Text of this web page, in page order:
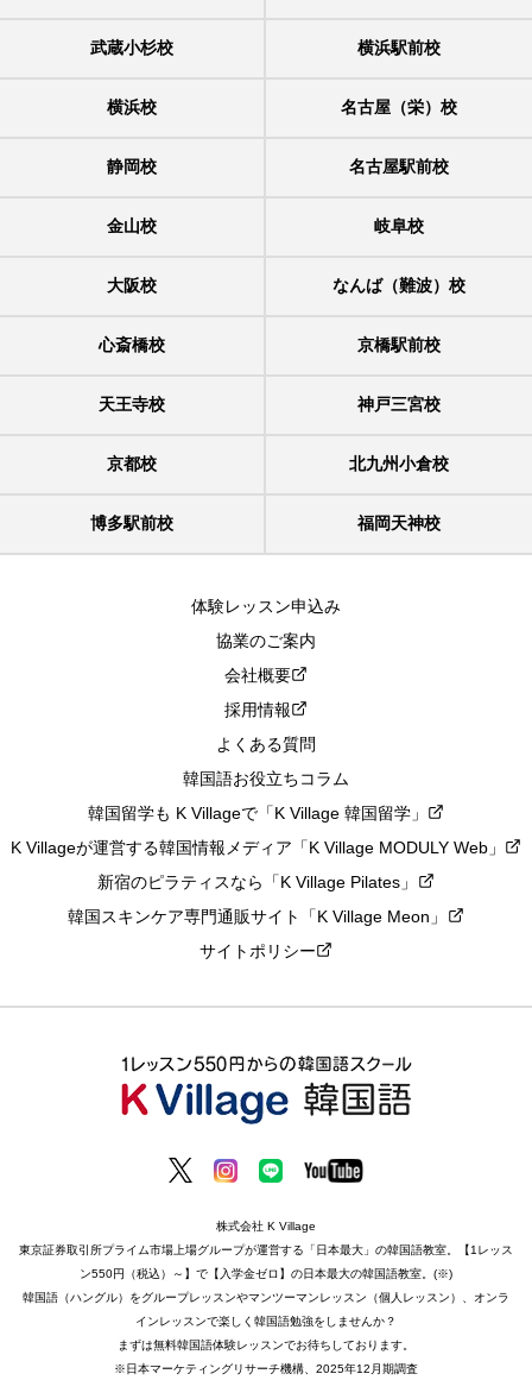
武蔵小杉校 横浜駅前校
横浜校 名古屋（栄）校
静岡校 名古屋駅前校
金山校 岐阜校
大阪校 なんば（難波）校
心斎橋校 京橋駅前校
天王寺校 神戸三宮校
京都校 北九州小倉校
博多駅前校 福岡天神校
体験レッスン申込み
協業のご案内
会社概要
採用情報
よくある質問
韓国語お役立ちコラム
韓国留学も K Villageで「K Village 韓国留学」
K Villageが運営する韓国情報メディア「K Village MODULY Web」
新宿のピラティスなら「K Village Pilates」
韓国スキンケア専門通販サイト「K Village Meon」
サイトポリシー
株式会社 K Village
東京証券取引所プライム市場上場グループが運営する「日本最大」の韓国語教室。【1レッス
ン550円（税込）～】で【入学金ゼロ】の日本最大の韓国語教室。(※)
韓国語（ハングル）をグループレッスンやマンツーマンレッスン（個人レッスン）、オンラ
インレッスンで楽しく韓国語勉強をしませんか？
まずは無料韓国語体験レッスンでお待ちしております。
※日本マーケティングリサーチ機構、2025年12月期調査